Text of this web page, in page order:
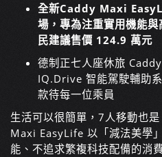
全新Caddy Maxi
場，專為注重實用機能
民建議售價 124.9 萬元
德制正七人座休旅
IQ.Drive 智能駕駛輔助
款待每一位乘員
生活可以很簡單，7人移動也
Maxi EasyLife 以「減法美學
能、不追求繁複科技配備的